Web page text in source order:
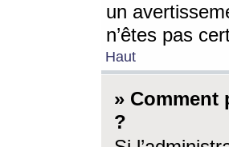
un
n’êtes pas
Haut
» Comment
?